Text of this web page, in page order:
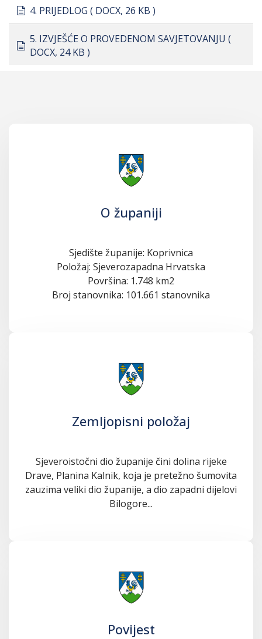
document
4. PRIJEDLOG ( DOCX, 26 KB )
document
5. IZVJEŠĆE O PROVEDENOM SAVJETOVANJU (
DOCX, 24 KB )
O županiji
Sjedište županije: Koprivnica
Položaj: Sjeverozapadna Hrvatska
Površina: 1.748 km2
Broj stanovnika: 101.661 stanovnika
Zemljopisni položaj
Sjeveroistočni dio županije čini dolina rijeke
Drave, Planina Kalnik, koja je pretežno šumovita
zauzima veliki dio županije, a dio zapadni dijelovi
Bilogore...
Povijest